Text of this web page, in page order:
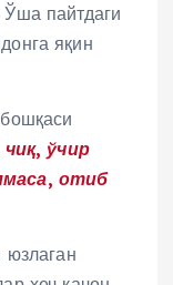
пайтдаги
яқин
чиқ, ўчир
отиб
юзлаган